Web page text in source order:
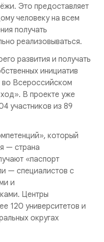
Это предоставляет
человеку на всем
получать
реализовываться.
развития и получать
инициатив
во Всероссийском
В проекте уже
участников из 89
который
— страна
«паспорт
— специалистов с
и
Центры
120 университетов и
округах